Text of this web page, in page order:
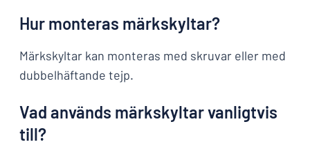
Hur monteras märkskyltar?
Märkskyltar kan monteras med skruvar eller med
dubbelhäftande tejp.
Vad används märkskyltar vanligtvis
till?